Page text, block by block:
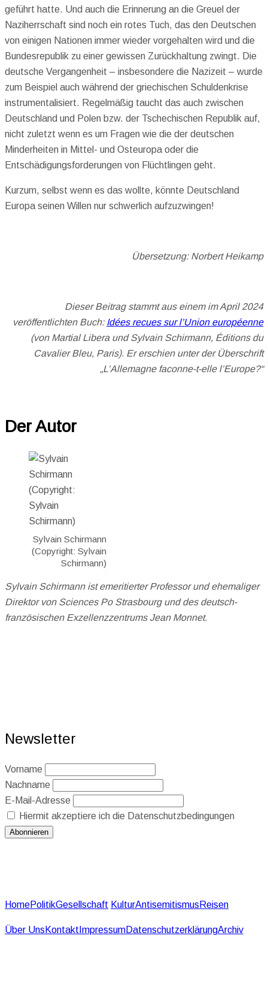
geführt hatte. Und auch die Erinnerung an die Greuel der
Naziherrschaft sind noch ein rotes Tuch, das den Deutschen
von einigen Nationen immer wieder vorgehalten wird und die
Bundesrepublik zu einer gewissen Zurückhaltung zwingt. Die
deutsche Vergangenheit – insbesondere die Nazizeit – wurde
zum Beispiel auch während der griechischen Schuldenkrise
instrumentalisiert. Regelmäßig taucht das auch zwischen
Deutschland und Polen bzw. der Tschechischen Republik auf,
nicht zuletzt wenn es um Fragen wie die der deutschen
Minderheiten in Mittel- und Osteuropa oder die
Entschädigungsforderungen von Flüchtlingen geht.
Kurzum, selbst wenn es das wollte, könnte Deutschland
Europa seinen Willen nur schwerlich aufzuzwingen!
Übersetzung: Norbert Heikamp
Dieser Beitrag stammt aus einem im April 2024
veröffentlichten Buch: Idées recues sur l’Union européenne
(von Martial Libera und Sylvain Schirmann, Éditions du
Cavalier Bleu, Paris). Er erschien unter der Überschrift
„L’Allemagne faconne-t-elle l’Europe?“
Der Autor
Sylvain Schirmann
(Copyright: Sylvain
Schirmann)
Sylvain Schirmann ist emeritierter Professor und ehemaliger
Direktor von Sciences Po Strasbourg und des deutsch-
französischen Exzellenzzentrums Jean Monnet.
Newsletter
Vorname
Nachname
E-Mail-Adresse
Hiermit akzeptiere ich die Datenschutzbedingungen
HomePolitikGesellschaft KulturAntisemitismus Reisen
Über Uns Kontakt ImpressumDatenschutzerklärungArchiv